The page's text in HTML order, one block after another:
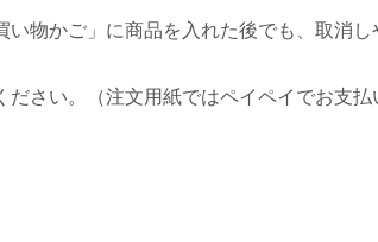
物かご」に商品を入れた後でも、取消
ださい。（注文用紙ではペイペイでお支払